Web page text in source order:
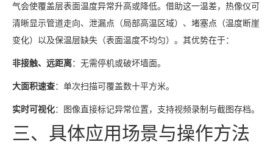
气会使覆盖层表面温度异常升高或降低。借助这一温差，热像仪可
清晰显示管道走向、泄漏点（局部高温区域）、堵塞点（温度断崖
变化）以及保温层缺失（表面温度不均匀）。其优势在于：
非接触、远距离：无需停机或破坏墙面。
大面积速查：单次扫描可覆盖数十平方米。
实时可视化：图像直接标记异常位置，支持视频录制与截图存档。
三、具体应用场景与操作方法